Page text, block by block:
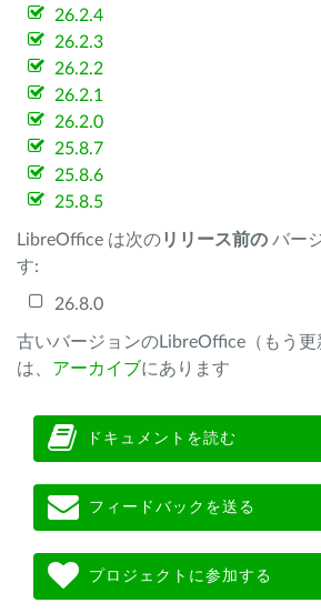
26.2.4
26.2.3
26.2.2
26.2.1
26.2.0
25.8.7
25.8.6
25.8.5
LibreOffice は次のリリース前の バー
す:
26.8.0
古いバージョンのLibreOffice（もう更
は、 アーカイブにあります
ドキュメントを読む
フィードバックを送る
プロジェクトに参加する